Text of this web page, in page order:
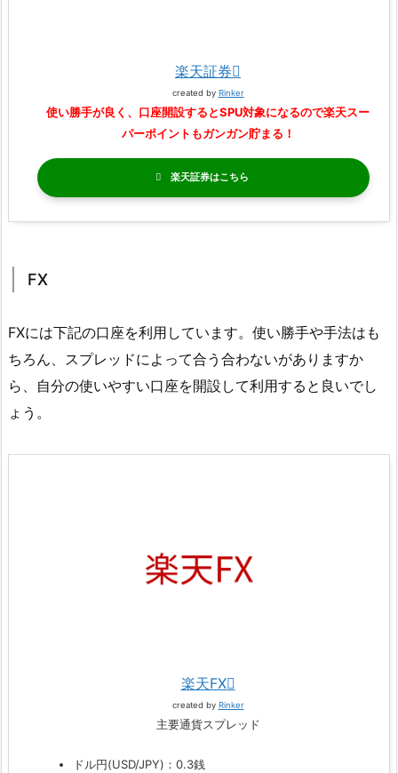
楽天証券
created by Rinker
使い勝手が良く、口座開設するとSPU対象になるので楽天スー
パーポイントもガンガン貯まる！
楽天証券
FX
FXには下記の口座を利用しています。使い勝手や手法はも
ちろん、スプレッドによって合う合わないがありますか
ら、自分の使いやすい口座を開設して利用すると良いでし
ょう。
楽天FX
created by Rinker
主要通貨スプレッド
ドル円(USD/JPY)：0.3銭